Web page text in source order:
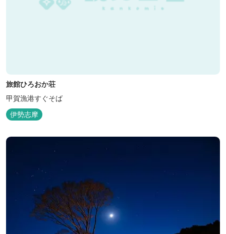
旅館ひろおか荘
甲賀漁港すぐそば
伊勢志摩